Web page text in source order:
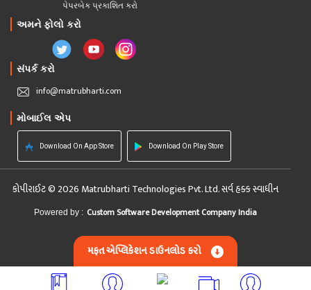
પેપરબેક પ્રકાશિત કરો
અમને ફોલો કરો
સંપર્ક કરો
info@matrubharti.com
મોબાઈલ એપ
Download On App Store Download On Play Store
કોપીરાઈટ © 2026 Matrubharti Technologies Pvt. Ltd. સર્વ હક્ક સ્વાધીન
Powered by : Custom Software Development Company India
મફત એપ્લિકેશન ડાઉનલોડ કરો